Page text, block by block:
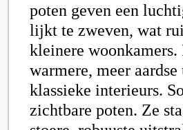
poten geven een
lijkt te zweven, wat
kleinere woonkamers.
warmere, meer
klassieke interieurs.
zichtbare poten. Ze